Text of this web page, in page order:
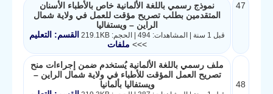
47
نموذج رسمي باللغة الألمانية خاص بالأطباء الأسنان
المتقدمين بطلب تصريح مؤقت للعمل في ولاية شمال
الراين – ويستفاليا
قبل 1 سنة | المشاهدات: 494 | الحجم: 219.1KB
القسم: التعليم
>>> ملفات
48
ملف رسمي باللغة الألمانية يُستخدم ضمن إجراءات منح
تصريح العمل المؤقت للأطباء في ولاية شمال الراين –
ويستفاليا بألمانيا